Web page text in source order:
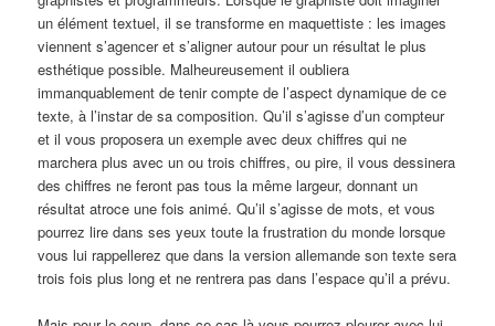
un élément textuel, il se transforme en maquettiste : les images
viennent s’agencer et s’aligner autour pour un résultat le plus
esthétique possible. Malheureusement il oubliera
immanquablement de tenir compte de l’aspect dynamique de ce
texte, à l’instar de sa composition. Qu’il s’agisse d’un compteur
et il vous proposera un exemple avec deux chiffres qui ne
marchera plus avec un ou trois chiffres, ou pire, il vous dessinera
des chiffres ne feront pas tous la même largeur, donnant un
résultat atroce une fois animé. Qu’il s’agisse de mots, et vous
pourrez lire dans ses yeux toute la frustration du monde lorsque
vous lui rappellerez que dans la version allemande son texte sera
trois fois plus long et ne rentrera pas dans l’espace qu’il a prévu.